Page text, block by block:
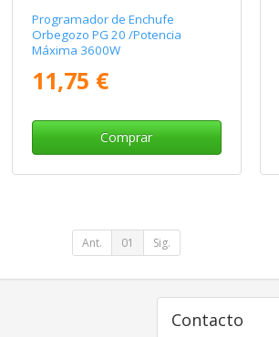
Programador de Enchufe
Orbegozo PG 20 /Potencia
Máxima 3600W
11,75 €
Comprar
Ant. 01 Sig.
Contacto